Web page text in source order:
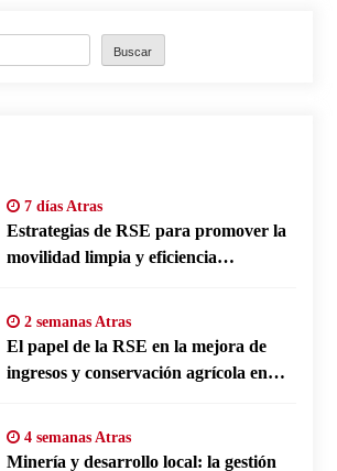
Buscar
7 días Atras
Estrategias de RSE para promover la
movilidad limpia y eficiencia
2 semanas Atras
El papel de la RSE en la mejora de
ingresos y conservación agrícola en
4 semanas Atras
Minería y desarrollo local: la gestión